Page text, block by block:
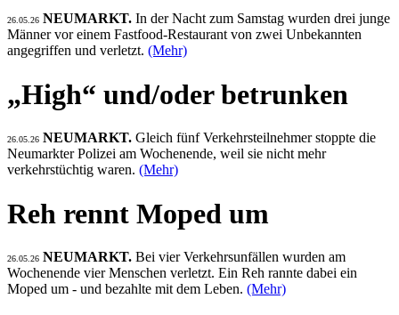
26.05.26 NEUMARKT. In der Nacht zum Samstag wurden drei junge
Männer vor einem Fastfood-Restaurant von zwei Unbekannten
angegriffen und verletzt. (Mehr)
„High“ und/oder betrunken
26.05.26 NEUMARKT. Gleich fünf Verkehrsteilnehmer stoppte die
Neumarkter Polizei am Wochenende, weil sie nicht mehr
verkehrstüchtig waren. (Mehr)
Reh rennt Moped um
26.05.26 NEUMARKT. Bei vier Verkehrsunfällen wurden am
Wochenende vier Menschen verletzt. Ein Reh rannte dabei ein
Moped um - und bezahlte mit dem Leben. (Mehr)